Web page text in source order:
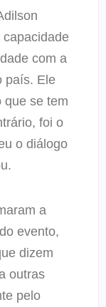
com a
país. Ele
que se tem
foi o
o diálogo
a
evento,
dizem
outras
pelo